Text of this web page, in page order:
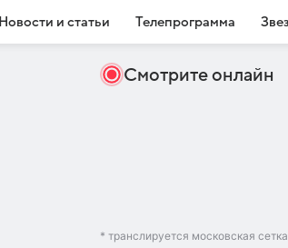
Новости и статьи Телепрограмма
Смотрите онлайн
* транслируется московская